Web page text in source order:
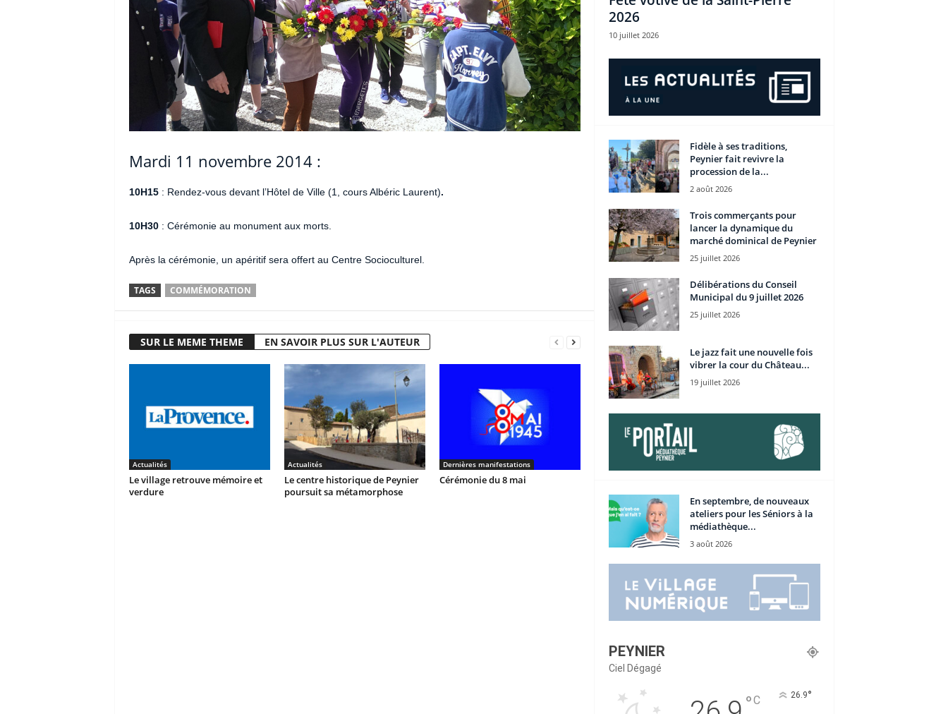
Mardi 11 novembre 2014 :
10H15: Rendez-vous devant l’Hôtel de Ville (1, cours Albéric Laurent).
10H30: Cérémonie au monument aux morts.
Après la cérémonie, un apéritif sera offert au Centre Socioculturel.
TAGS COMMÉMORATION
SUR LE MEME THEME EN SAVOIR PLUS SUR L'AUTEUR
Actualités
Le village retrouve mémoire et
verdure
Actualités
Le centre historique de Peynier
poursuit sa métamorphose
Dernières manifestations
Cérémonie du 8 mai
2026
10 juillet 2026
Fidèle à ses traditions,
Peynier fait revivre la
procession de la...
2 août 2026
Trois commerçants pour
lancer la dynamique du
marché dominical de Peynier
25 juillet 2026
Délibérations du Conseil
Municipal du 9 juillet 2026
25 juillet 2026
Le jazz fait une nouvelle fois
vibrer la cour du Château...
19 juillet 2026
En septembre, de nouveaux
ateliers pour les Séniors à la
médiathèque...
3 août 2026
PEYNIER
Ciel Dégagé
°C 26.9°